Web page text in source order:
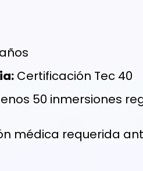
Certificación Tec 40
50 inmersiones
médica requerida